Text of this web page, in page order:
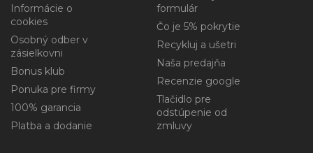
Informácie o
cookies
Osobný odber v
zásielkovni
Bonus klub
Ponuka pre firmy
100% garancia
Platba a dodanie
formulár
Čo je 5% pokrytie
Recykluj a ušetri
Naša predajňa
Recenzie google
Tlačidlo pre
odstúpenie od
zmluvy